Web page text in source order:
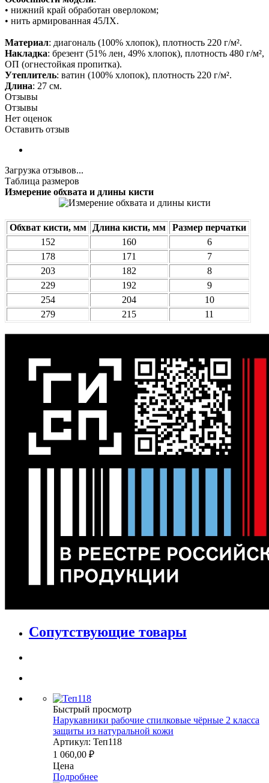
• нижний край обработан оверлоком;
• нить армированная 45ЛХ.
Материал: диагональ (100% хлопок), плотность 220 г/м².
Накладка: брезент (51% лен, 49% хлопок), плотность 480 г/м²,
ОП (огнестойкая пропитка).
Утеплитель: ватин (100% хлопок), плотность 220 г/м².
Длина: 27 см.
Отзывы
Отзывы
Нет оценок
Оставить отзыв
Загрузка отзывов...
Таблица размеров
Измерение обхвата и длины кисти
Обхват кисти, мм Длина кисти, мм
Размер перчатки
152
160
6
178
171
7
203
182
8
229
192
9
254
204
10
279
215 11
Сопутствующие товары
Быстрый просмотр
Нарукавники рабочие спилковые чёрные 2 класса
защиты из натуральной кожи
Артикул: Теп118
1 060,00 ₽
Цена
Подробнее